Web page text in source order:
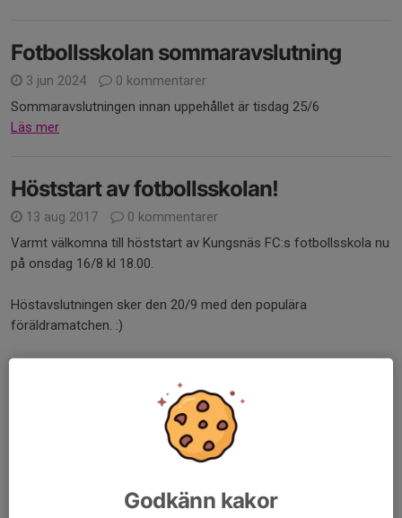
Fotbollsskolan sommaravslutning
3 jun 2024
0 kommentarer
Sommaravslutningen innan uppehållet är tisdag 25/6
Läs mer
Höststart av fotbollsskolan!
13 aug 2017
0 kommentarer
Varmt välkomna till höststart av Kungsnäs FC:s fotbollsskola nu
på onsdag 16/8 kl 18.00.
Höstavslutningen sker den 20/9 med den populära
föräldramatchen. :)
Sommarlov från fotbollsskolan
0 kommentarer
Godkänn kakor